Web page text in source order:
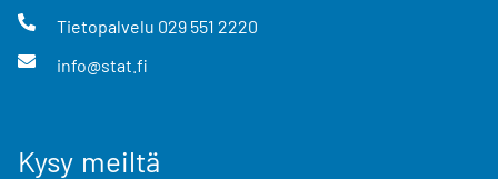
Tietopalvelu 029 551 2220
info@stat.fi
Kysy meiltä